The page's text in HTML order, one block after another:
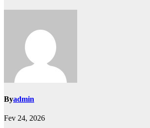
Byadmin
Fev 24, 2026